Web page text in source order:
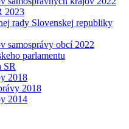
2023
rady Slovenskej republiky
samosprávy obcí 2022
parlamentu
SR
2018
2018
2014